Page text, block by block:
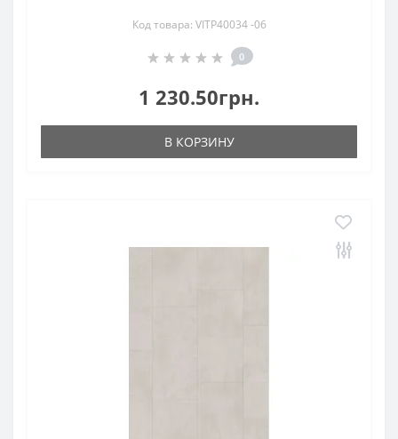
Код товара: VITP40034 -06
0
1 230.50грн.
В КОРЗИНУ